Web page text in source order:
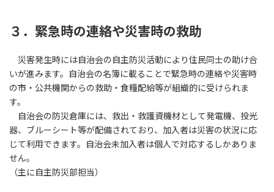
３．緊急時の連絡や災害時の救助
災害発生時には自治会の自主防災活動により住民同士の助け合
いが進みます。自治会の名簿に載ることで緊急時の連絡や災害時
の市・公共機関からの救助・食糧配給等が組織的に受けられま
す。
自治会の防災倉庫には、救出・救護資機材として発電機、投光
器、ブルーシート等が配備されており、加入者は災害の状況に応
じて利用できます。自治会未加入者は個人で対応するしかありま
せん。
（主に自主防災部担当）